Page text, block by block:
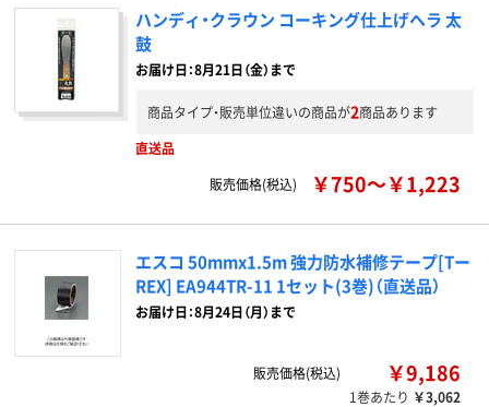
ハンディ・クラウン コーキング仕上げヘラ 太
鼓
お届け日：8月21日（金）まで
商品タイプ・販売単位違いの商品が2商品あります
直送品
販売価格(税込)
￥750～￥1,223
エスコ 50mmx1.5m 強力防水補修テープ[Tー
REX] EA944TR-11 1セット(3巻)（直送品）
お届け日：8月24日（月）まで
販売価格(税込) ￥9,186
1巻あたり ￥3,062